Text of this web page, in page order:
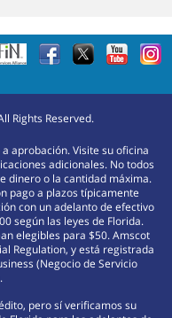
Rights Reserved.
aprobación. Visite su oficina
adicionales. No todos
dinero o la cantidad máxima.
pago a plazos típicamente
con un adelanto de efectivo
según las leyes de Florida.
elegibles para $50. Amscot
Regulation, y está registrada
(Negocio de Servicio
pero sí verificamos su